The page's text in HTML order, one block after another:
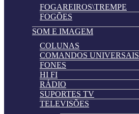
FOGAREIROS\TREMPE
FOGÕES
SOM E IMAGEM
COLUNAS
COMANDOS UNIVERSAIS
FONES
HI FI
RÁDIO
SUPORTES TV
TELEVISÕES